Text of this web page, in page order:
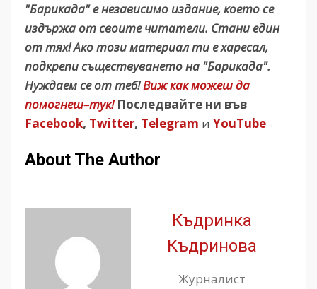
"Барикада" е независимо издание, което се
издържа от своите читатели. Стани един
от тях! Ако този материал ти е харесал,
подкрепи съществуването на "Барикада".
Нуждаем се от теб!Виж как можеш да
помогнеш–тук! Последвайте ни във
Facebook, Twitter, Telegram и YouTube
About The Author
Къдринка
Къдринова
Журналист